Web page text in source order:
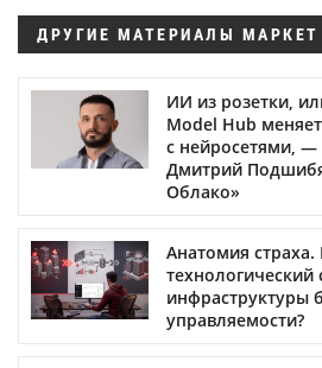
ДРУГИЕ МАТЕРИАЛЫ МАРКЕТ
ИИ из розетки,
Model Hub
с нейросетями, —
Дмитрий
Облако»
Анатомия
технологический
инфраструктуры
управляемости?